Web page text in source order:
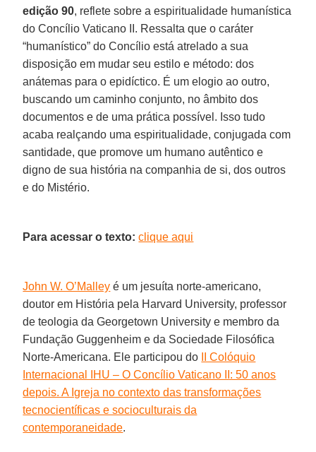
edição 90, reflete sobre a espiritualidade humanística
do Concílio Vaticano II. Ressalta que o caráter
“humanístico” do Concílio está atrelado a sua
disposição em mudar seu estilo e método: dos
anátemas para o epidíctico. É um elogio ao outro,
buscando um caminho conjunto, no âmbito dos
documentos e de uma prática possível. Isso tudo
acaba realçando uma espiritualidade, conjugada com
santidade, que promove um humano autêntico e
digno de sua história na companhia de si, dos outros
e do Mistério.
Para acessar o texto: clique aqui
John W. O’Malley é um jesuíta norte-americano,
doutor em História pela Harvard University, professor
de teologia da Georgetown University e membro da
Fundação Guggenheim e da Sociedade Filosófica
Norte-Americana. Ele participou do
II Colóquio
Internacional IHU – O Concílio Vaticano II: 50 anos
depois. A Igreja no contexto das transformações
tecnocientíficas e socioculturais da
contemporaneidade.